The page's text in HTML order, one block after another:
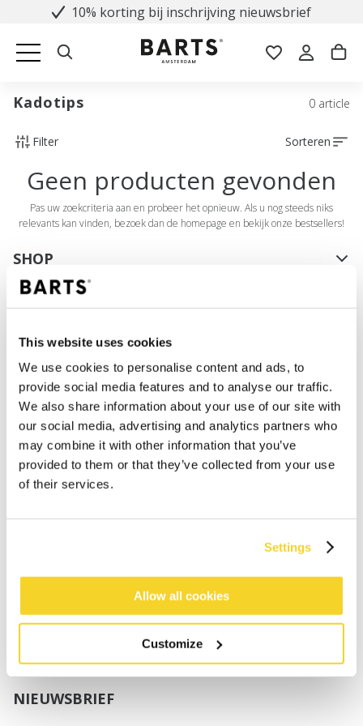
This website uses cookies
We use cookies to personalise content and ads, to
provide social media features and to analyse our traffic.
We also share information about your use of our site with
our social media, advertising and analytics partners who
may combine it with other information that you’ve
provided to them or that they’ve collected from your use
of their services.
Settings
Allow all cookies
Customize
10% korting bij inschrijving nieuwsbrief
Kadotips 0 article
Filter Sorteren
Geen producten gevonden
Pas uw zoekcriteria aan en probeer het opnieuw. Als u nog steeds niks
relevants kan vinden, bezoek dan de homepage en bekijk onze bestsellers!
SHOP
Meisjes
Jongens
Baby's
SUPPORT
Maattabellen
Verzenden
UV-Beschermingsnorm
Privacy Policy
NIEUWSBRIEF